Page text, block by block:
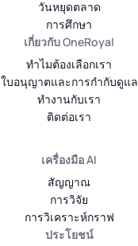
วันหยุดตลาด
การศึกษา
เกี่ยวกับ OneRoyal
ทำไมต้องเลือกเรา
ใบอนุญาตและการกำกับดูแล
ทำงานกับเรา
ติดต่อเรา
เครื่องมือ AI
สัญญาณ
การวิจัย
การวิเคราะห์กราฟ
ประโยชน์